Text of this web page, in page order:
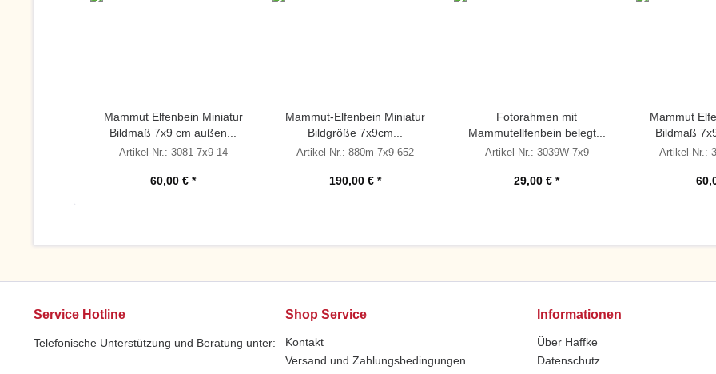
Mammut Elfenbein Miniatur
Bildmaß 7x9 cm außen...
Artikel-Nr.: 3081-7x9-14
60,00 € *
Mammut-Elfenbein Miniatur
Bildgröße 7x9cm...
Artikel-Nr.: 880m-7x9-652
190,00 € *
Fotorahmen mit
Mammutellfenbein belegt...
Artikel-Nr.: 3039W-7x9
29,00 € *
Mammut
Bildmaß
Artikel-Nr.:
Service Hotline
Telefonische Unterstützung und Beratung unter:
Shop Service
Kontakt
Versand und Zahlungsbedingungen
Informationen
Über Haffke
Datenschutz